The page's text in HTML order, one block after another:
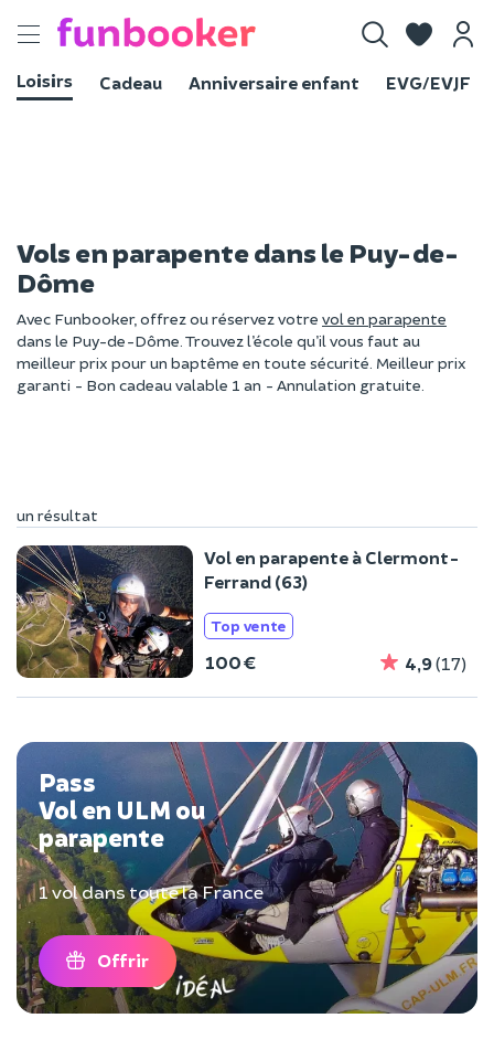
Toggle
Loisirs
Cadeau Anniversaire enfant EVG/EVJF
Vols en parapente dans le Puy-de-
Dôme
Avec Funbooker, offrez ou réservez votre vol en parapente
dans le Puy-de-Dôme. Trouvez l’école qu’il vous faut au
meilleur prix pour un baptême en toute sécurité. Meilleur prix
garanti - Bon cadeau valable 1 an - Annulation gratuite.
un résultat
Vol en parapente à Clermont-
Ferrand (63)
Top vente
100 € 4,9(17)
Pass
Vol en ULM ou
parapente
1 vol dans toute la France
Offrir